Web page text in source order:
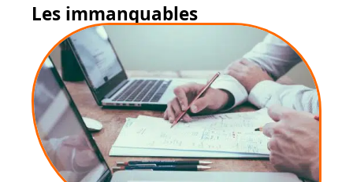
Les immanquables